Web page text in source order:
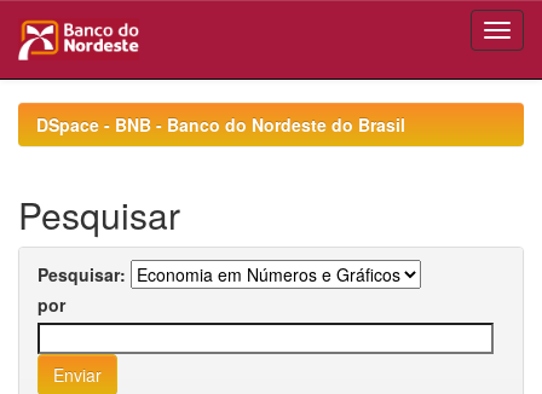
navigationDSpace - BNB - Banco do Nordeste do Brasil
Pesquisar
Pesquisar:
por